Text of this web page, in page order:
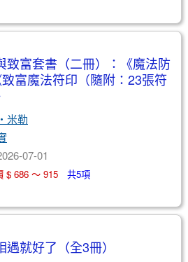
致富套書（二冊）：《魔法防
富魔法符印（隨附：23張符
米勒
07-01
$ 686 ～ 915 共5項
就好了（全3冊）